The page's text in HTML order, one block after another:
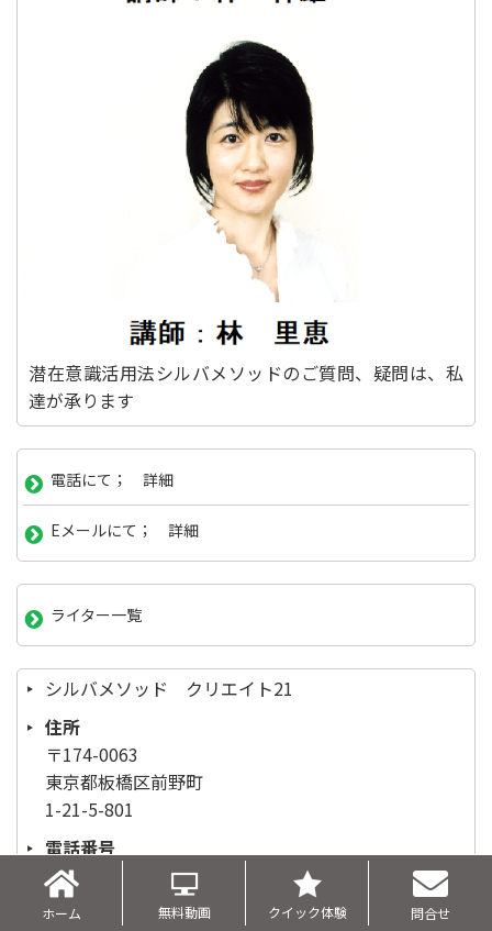
潜在意識活用法シルバメソッドのご質問、疑問は、私
達が承ります
電話にて； 詳細
Eメールにて； 詳細
ライター一覧
シルバメソッド クリエイト21
住所
〒174-0063
東京都板橋区前野町
1-21-5-801
電話番号
03-3967-5994
営業時間
ホーム 無料動画 クイック体験 問合せ